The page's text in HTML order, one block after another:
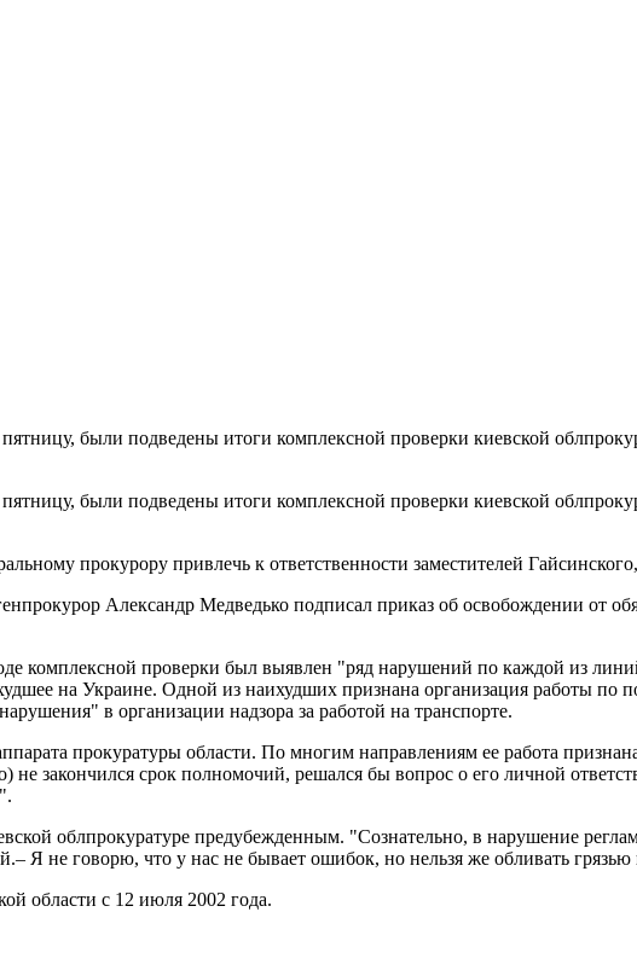
были подведены итоги комплексной проверки киевской
были подведены итоги комплексной проверки киевской
прокурору привлечь к ответственности заместителей
Александр Медведько подписал приказ об освобождении от
комплексной проверки был выявлен "ряд нарушений по каждой из
на Украине. Одной из наихудших признана организация работы по
в организации надзора за работой на транспорте.
прокуратуры области. По многим направлениям ее работа
закончился срок полномочий, решался бы вопрос о его личной
облпрокуратуре предубежденным. "Сознательно, в нарушение
Я не говорю, что у нас не бывает ошибок, но нельзя же обливать грязью
области с 12 июля 2002 года.